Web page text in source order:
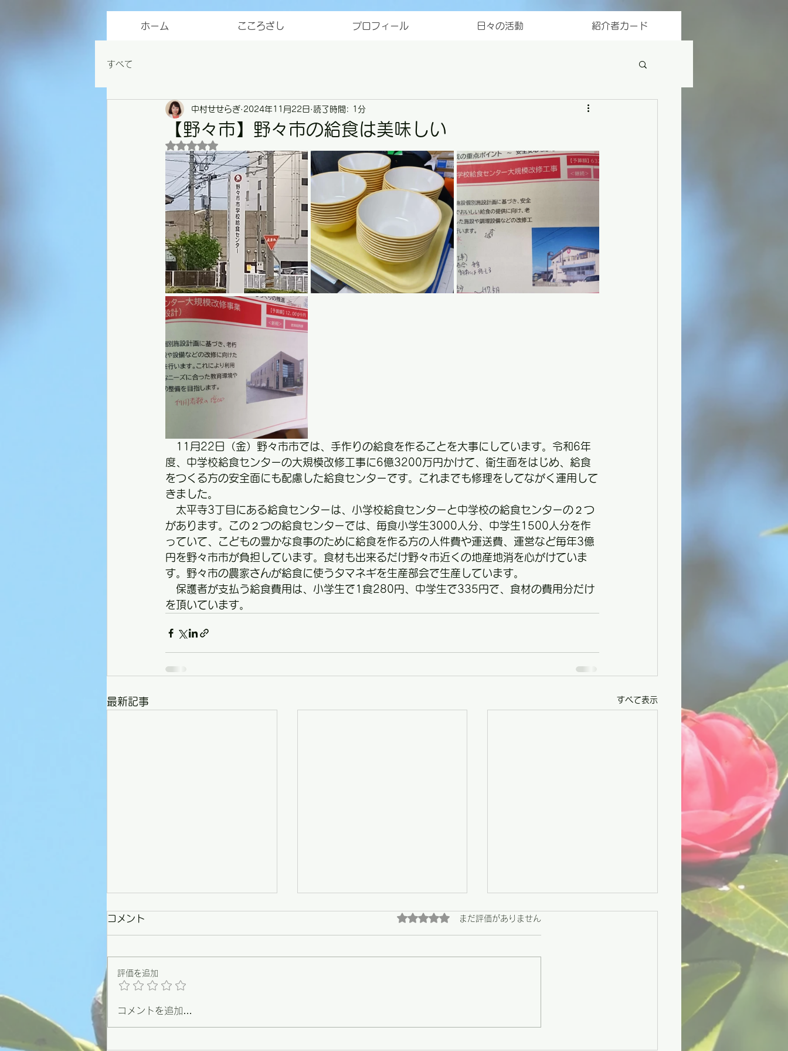
ホーム こころざし プロフィール 日々の活動 紹介者カード
すべて
【野々市】野々市の給食は美味しい
中村せせらぎ 2024年11月22日 読了時間: 1分
5つ星のうちNaNと評価されています。
11月22日（金）野々市市では、手作りの給食を作ることを大事にしています。令和6年
度、中学校給食センターの大規模改修工事に6億3200万円かけて、衛生面をはじめ、給食
をつくる方の安全面にも配慮した給食センターです。これまでも修理をしてながく運用して
きました。
太平寺3丁目にある給食センターは、小学校給食センターと中学校の給食センターの２つ
があります。この２つの給食センターでは、毎食小学生3000人分、中学生1500人分を作
っていて、こどもの豊かな食事のために給食を作る方の人件費や運送費、運営など毎年3億
円を野々市市が負担しています。食材も出来るだけ野々市近くの地産地消を心がけていま
す。野々市の農家さんが給食に使うタマネギを生産部会で生産しています。
保護者が支払う給食費用は、小学生で1食280円、中学生で335円で、食材の費用分だけ
を頂いています。
最新記事 すべて表示
【野々市】条例づくりの原点
コメント 5つ星のうち0と評価されています。
まだ評価がありません
評価を追加
コメントを追加…